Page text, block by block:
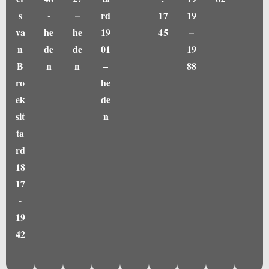
s
va
n
B
ro
ek
sit
ta
rd
18
17
-
19
42
-
he
de
n
–
he
de
n
rd
19
01
–
he
de
n
17
45
19
–
19
88